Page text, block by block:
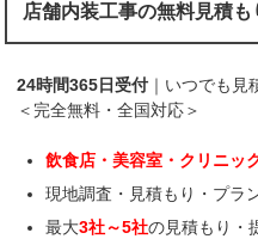
店舗内装工事の無料見積も
24時間365日受付 ｜いつでも見
＜完全無料・全国対応＞
飲食店・美容室・クリニッ
現地調査・見積もり・プラ
最大3社～5社の見積もり・